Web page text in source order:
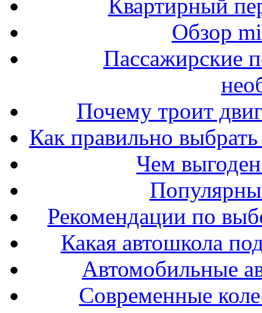
Квартирный
Обзор
Пассажирские
Почему троит
Как правильно выбрать
Чем
Рекомендации по
Какая автошкола
Автомобильные
Современные